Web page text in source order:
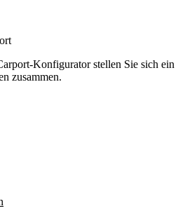
Konfiguratorstellen Sie sich ein
zusammen.